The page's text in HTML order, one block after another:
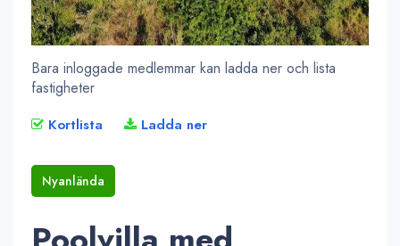
Bara inloggade medlemmar kan ladda ner och lista
fastigheter
Kortlista Ladda ner
Nyanlända